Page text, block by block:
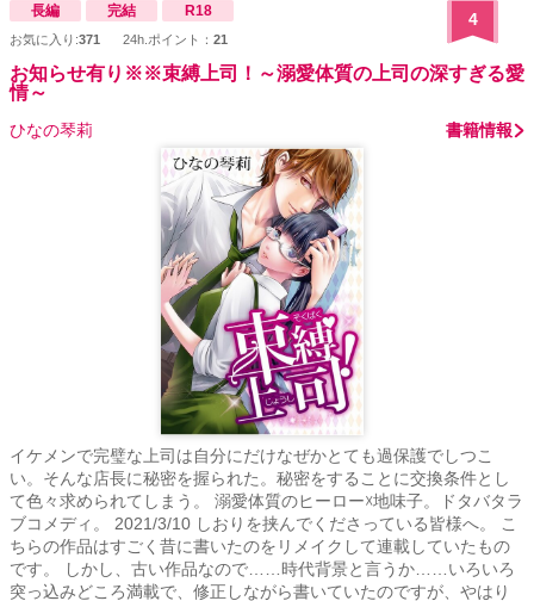
長編 完結 R18
お気に入り:371 24h.ポイント： 21
4
お知らせ有り※※束縛上司！～溺愛体質の上司の深すぎる愛
情～
ひなの琴莉 書籍情報
イケメンで完璧な上司は自分にだけなぜかとても過保護でしつこ
い。そんな店長に秘密を握られた。秘密をすることに交換条件とし
て色々求められてしまう。 溺愛体質のヒーロー☓地味子。ドタバタラ
ブコメディ。 2021/3/10 しおりを挟んでくださっている皆様へ。 こ
ちらの作品はすごく昔に書いたのをリメイクして連載していたもの
です。 しかし、古い作品なので……時代背景と言うか……いろいろ
突っ込みどころ満載で、修正しながら書いていたのですが、やはり